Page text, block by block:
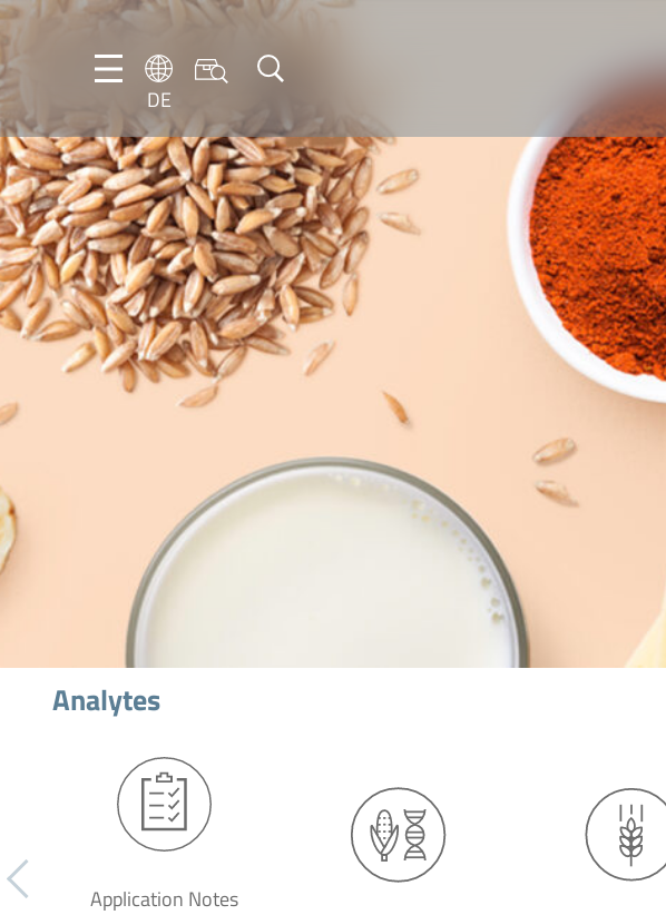
DE
DE
EN
Analytes
Application Notes